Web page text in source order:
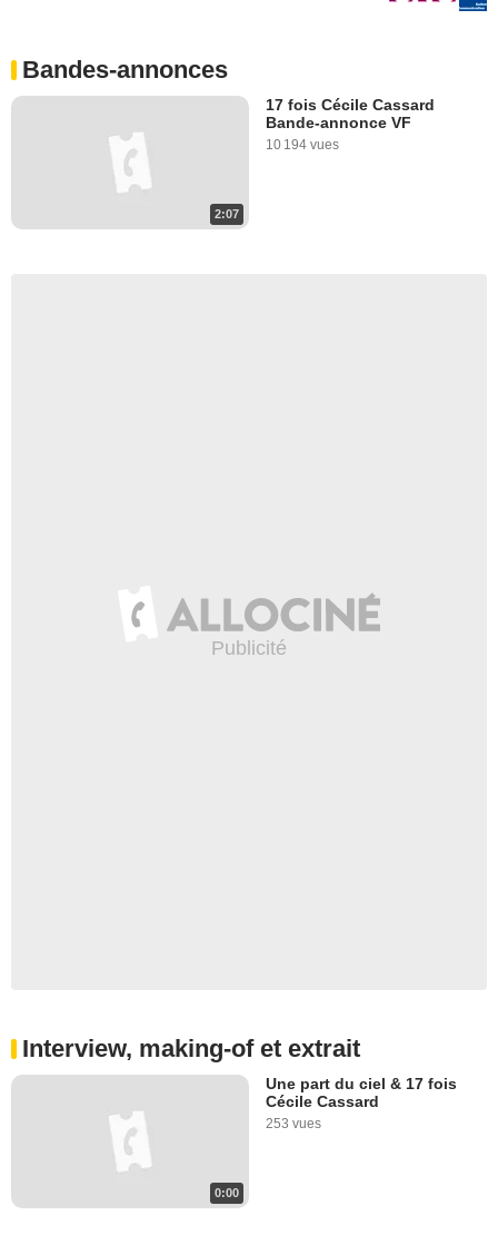
Bandes-annonces
2:07
17 fois Cécile Cassard
Bande-annonce VF
10 194 vues
Interview, making-of et extrait
0:00
Une part du ciel & 17 fois
Cécile Cassard
253 vues